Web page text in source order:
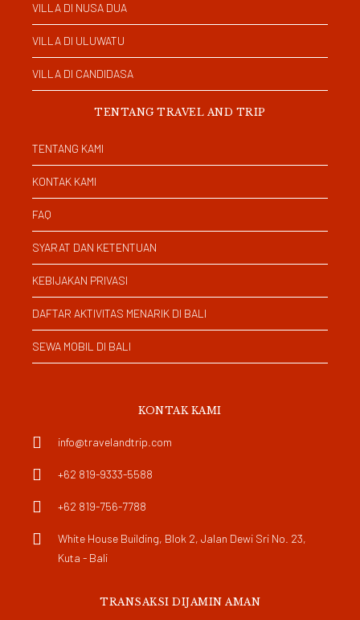
VILLA DI NUSA DUA
VILLA DI ULUWATU
VILLA DI CANDIDASA
TENTANG TRAVEL AND TRIP
TENTANG KAMI
KONTAK KAMI
FAQ
SYARAT DAN KETENTUAN
KEBIJAKAN PRIVASI
DAFTAR AKTIVITAS MENARIK DI BALI
SEWA MOBIL DI BALI
KONTAK KAMI
info@travelandtrip.com
+62 819-9333-5588
+62 819-756-7788
White House Building, Blok 2, Jalan Dewi Sri No. 23,
Kuta - Bali
TRANSAKSI DIJAMIN AMAN